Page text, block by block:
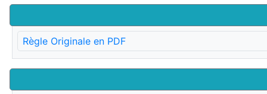
Règle Originale en PDF